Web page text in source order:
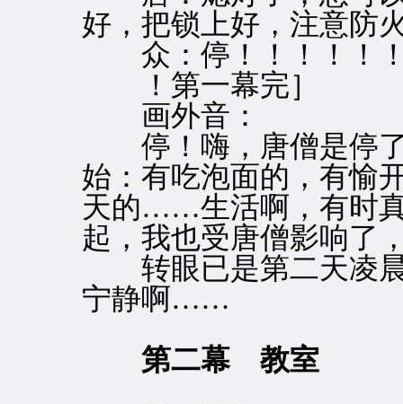
好，把锁上好，注意
众：停！！！！！
！第一幕完］
画外音：
停！嗨，唐僧是停了
始：有吃泡面的，有愉
天的……生活啊，有时
起，我也受唐僧影响了
转眼已是第二天凌晨
宁静啊……
第二幕 教室